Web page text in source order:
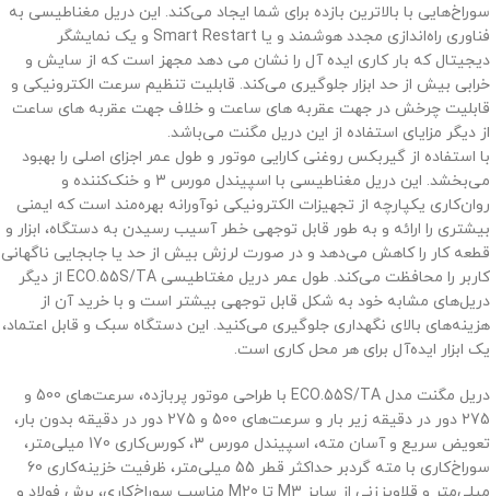
سوراخ‌هایی با بالاترین بازده برای شما ایجاد می‌کند. این دریل مغناطیسی به
فناوری راه‌اندازی مجدد هوشمند و یا Smart Restart و یک نمایشگر
دیجیتال که بار کاری ایده آل را نشان می دهد مجهز است که از سایش و
خرابی بیش از حد ابزار جلوگیری می‌کند. قابلیت تنظیم سرعت الکترونیکی و
قابلیت چرخش در جهت عقربه های ساعت و خلاف جهت عقربه های ساعت
از دیگر مزایای استفاده از این دریل مگنت می‌باشد.
با استفاده از گیربکس روغنی کارایی موتور و طول عمر اجزای اصلی را بهبود
می‌بخشد. این دریل مغناطیسی با اسپیندل مورس 3 و خنک‌کننده و
روان‌کاری یکپارچه از تجهیزات الکترونیکی نوآورانه بهره‌مند است که ایمنی
بیشتری را ارائه و به طور قابل توجهی خطر آسیب رسیدن به دستگاه، ابزار و
قطعه کار را کاهش می‌دهد و در صورت لرزش بیش از حد یا جابجایی ناگهانی
کاربر را محافظت می‌کند. طول عمر دریل مغتاطیسی ECO.55S/TA از دیگر
دریل‌های مشابه خود به شکل قابل توجهی بیشتر است و با خرید آن از
هزینه‌های بالای نگهداری جلوگیری می‌کنید. این دستگاه سبک و قابل اعتماد،
یک ابزار ایده‌آل برای هر محل کاری است.
دریل مگنت مدل ECO.55S/TA با طراحی موتور پربازده، سرعت‌های 500 و
275 دور در دقیقه زیر بار و سرعت‌های 500 و 275 دور در دقیقه بدون بار،
تعویض سریع و آسان مته، اسپیندل مورس 3، کورس‌کاری 170 میلی‌متر،
سوراخ‌کاری با مته گردبر حداکثر قطر 55 میلی‌متر، ظرفیت خزینه‌کاری 60
میلی‌متر و قلاویززنی از سایز M3 تا M20 مناسب سوراخ‌کاری، برش فولاد و